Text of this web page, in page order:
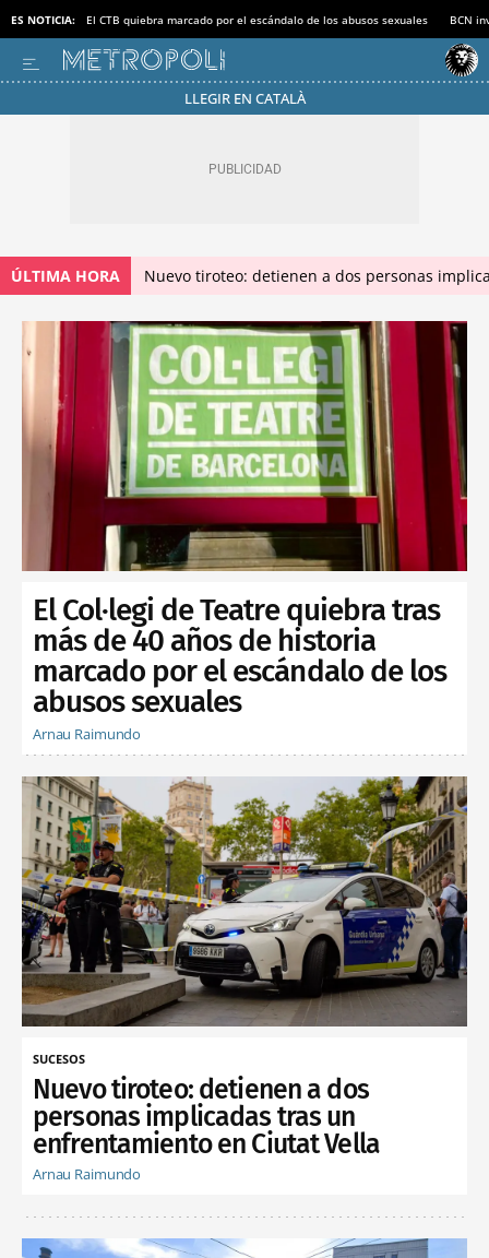
ES NOTICIA: El CTB quiebra marcado por el escándalo de los abusos sexuales BCN
LLEGIR EN CATALÀ
ÚLTIMA HORA Nuevo tiroteo: detienen a dos personas
El Col·legi de Teatre quiebra tras
más de 40 años de historia
marcado por el escándalo de los
abusos sexuales
Arnau Raimundo
SUCESOS
Nuevo tiroteo: detienen a dos
personas implicadas tras un
enfrentamiento en Ciutat Vella
Arnau Raimundo